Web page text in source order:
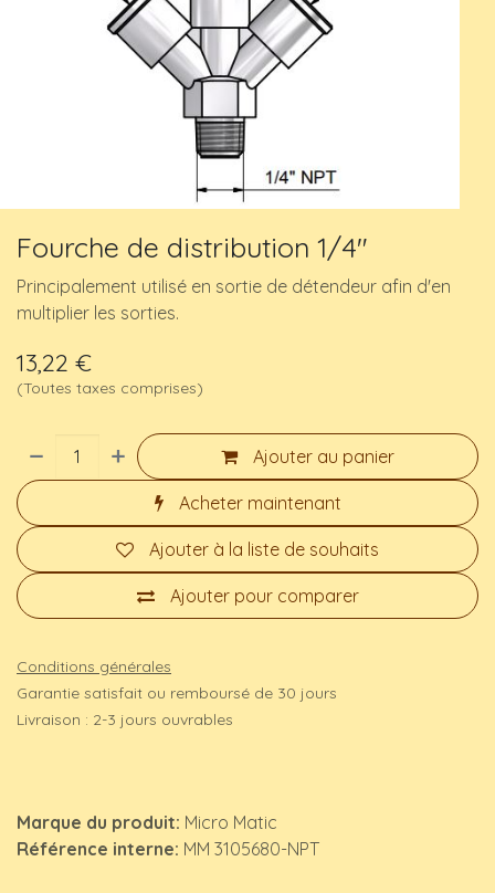
Fourche de distribution 1/4"
Principalement utilisé en sortie de détendeur afin d'en
multiplier les sorties.
13,22 €
(Toutes taxes comprises)
Ajouter au panier
Acheter maintenant
Ajouter pour comparer
Ajouter à la liste de souhaits
Conditions générales
Garantie satisfait ou remboursé de 30 jours
Livraison : 2-3 jours ouvrables
Marque du produit: Micro Matic
Référence interne: MM 3105680-NPT